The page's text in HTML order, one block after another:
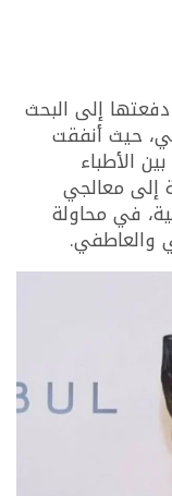
دفعتها إلى البحث
حيث أنفقت
الأطباء
إلى معالجي
في محاولة
والعاطفي.